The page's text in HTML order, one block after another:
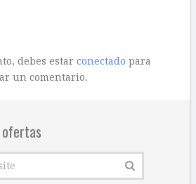
debes estar conectado para
un comentario.